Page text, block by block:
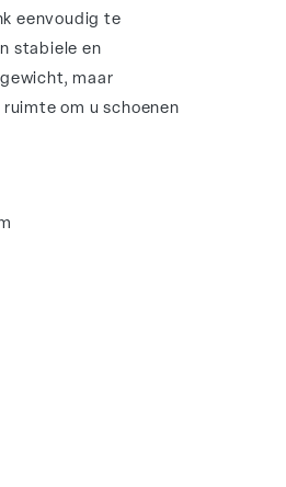
eenvoudig te
stabiele en
maar
om u schoenen